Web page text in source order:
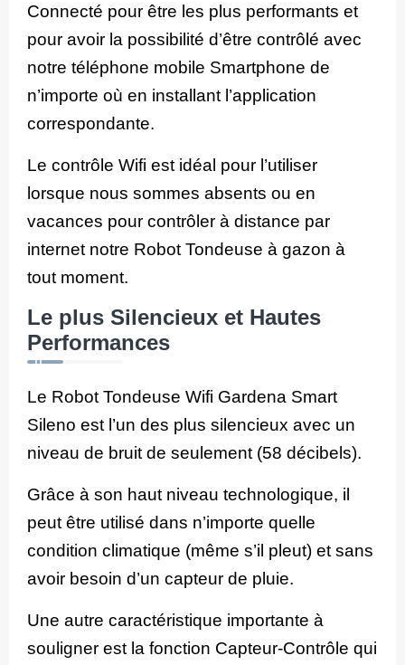
Connecté pour être les plus performants et
pour avoir la possibilité d’être contrôlé avec
notre téléphone mobile Smartphone de
n’importe où en installant l’application
correspondante.
Le contrôle Wifi est idéal pour l’utiliser
lorsque nous sommes absents ou en
vacances pour contrôler à distance par
internet notre Robot Tondeuse à gazon à
tout moment.
Le plus Silencieux et Hautes
Performances
Le Robot Tondeuse Wifi Gardena Smart
Sileno est l’un des plus silencieux avec un
niveau de bruit de seulement (58 décibels).
Grâce à son haut niveau technologique, il
peut être utilisé dans n’importe quelle
condition climatique (même s’il pleut) et sans
avoir besoin d’un capteur de pluie.
Une autre caractéristique importante à
souligner est la fonction Capteur-Contrôle qui